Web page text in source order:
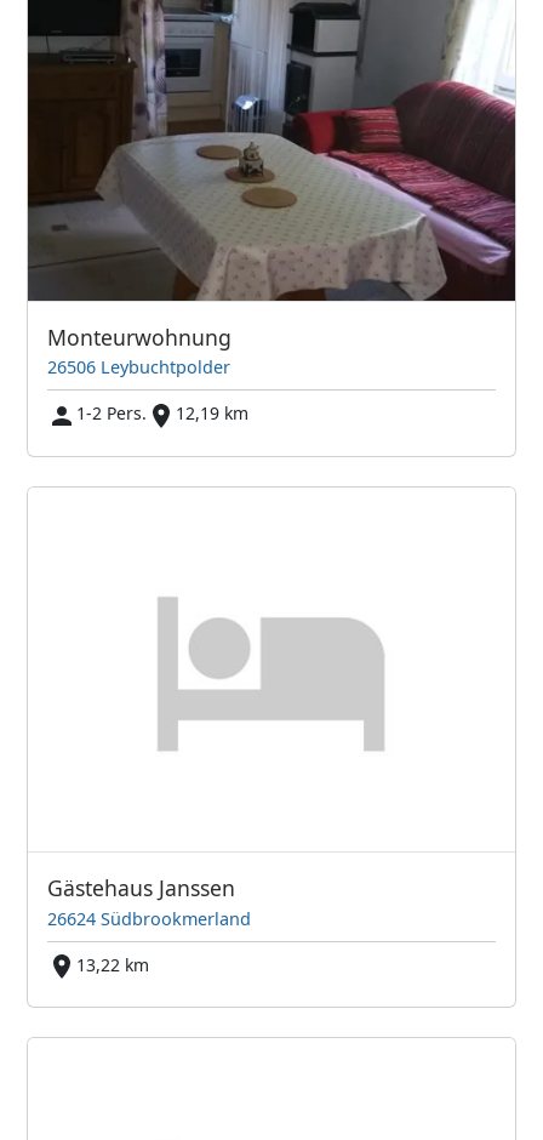
Monteurwohnung
26506 Leybuchtpolder
1-2 Pers.
12,19 km
Gästehaus Janssen
26624 Südbrookmerland
13,22 km